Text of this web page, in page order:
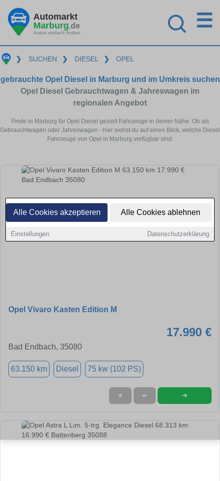
Alle Cookies akzeptieren Alle Cookies ablehnen
Einstellungen Datenschutzerklärung
Automarkt
Marburg.de
Autos einfach finden
☰
❯ SUCHEN ❯ DIESEL ❯ OPEL
gebrauchte Opel Diesel in Marburg und im Umkreis suchen
Opel Diesel Gebrauchtwagen & Jahreswagen im
regionalen Angebot
Finde in Marburg für Opel Diesel gezielt Fahrzeuge in deiner Nähe. Ob als
Gebrauchtwagen oder Jahreswagen - hier siehst du auf einen Blick, welche Diesel
Fahrzeuge von Opel in Marburg verfügbar sind.
Opel Vivaro Kasten Edition M
17.990 €
Bad Endbach, 35080
63.150 km Diesel 75 kw (102 PS)
★ ➦ ➜